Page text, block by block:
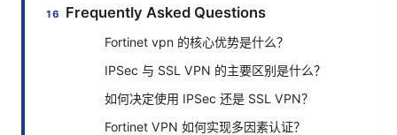
Frequently Asked Questions
Fortinet vpn 的核心优势是什么？
IPSec 与 SSL VPN 的主要区别是什么？
如何决定使用 IPSec 还是 SSL VPN？
Fortinet VPN 如何实现多因素认证？